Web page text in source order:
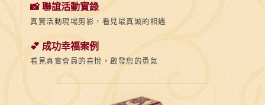
📸 聯誼活動實錄
真實活動現場剪影，看見最真誠的相遇
💕 成功幸福案例
看見真實會員的喜悅，啟發您的勇氣